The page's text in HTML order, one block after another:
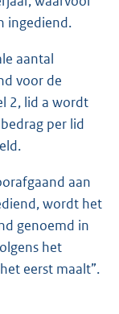
ingediend.
aantal
voor de
2, lid a wordt
per lid
aan
wordt het
genoemd in
het
eerst maalt”.